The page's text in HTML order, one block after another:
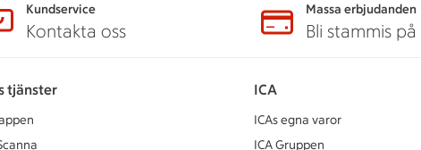
Kundservice
Kontakta oss
Massa erbjudanden
Bli stammis på
tjänster ICA
ICAs egna varor
ICA Gruppen